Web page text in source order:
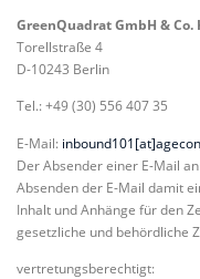
GreenQuadrat GmbH & Co.
Torellstraße 4
D-10243 Berlin
Tel.: +49 (30) 556 407 35
E-Mail:
Der Absender einer E-Mail
Absenden der E-Mail damit
Inhalt und Anhänge für den
gesetzliche und behördliche
vertretungsberechtigt: